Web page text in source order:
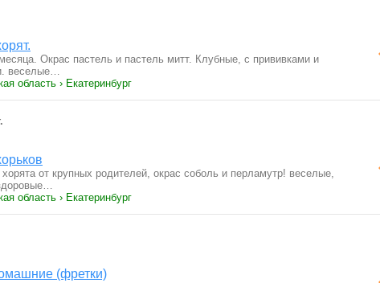
Окрас пастель и пастель митт. Клубные, с прививками и
веселые…
область › Екатеринбург
от крупных родителей, окрас соболь и перламутр! веселые,
область › Екатеринбург
(фретки)